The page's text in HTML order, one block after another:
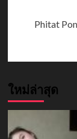
Phitat
ใหม่ล่าสุด